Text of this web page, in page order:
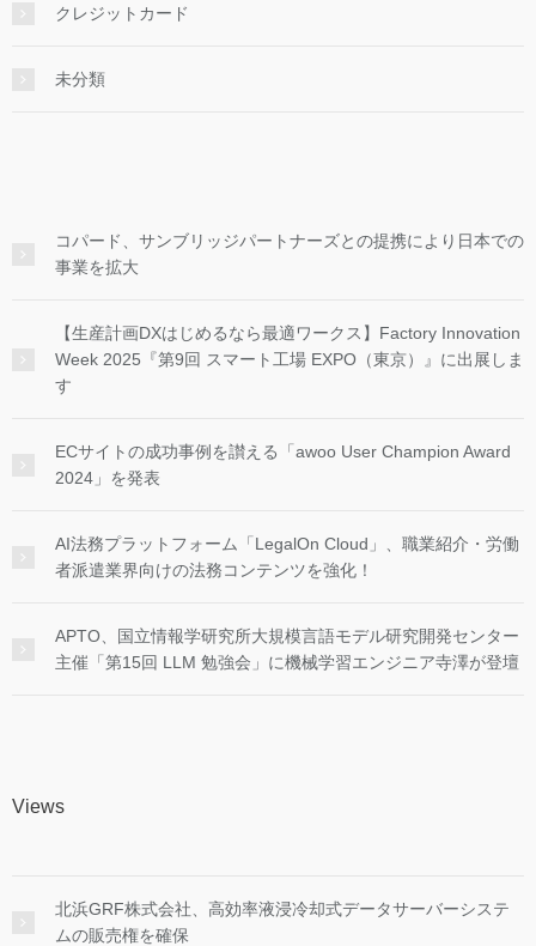
クレジットカード
未分類
コパード、サンブリッジパートナーズとの提携により日本での
事業を拡大
【生産計画DXはじめるなら最適ワークス】Factory Innovation
Week 2025『第9回 スマート工場 EXPO（東京）』に出展しま
す
ECサイトの成功事例を讃える「awoo User Champion Award
2024」を発表
AI法務プラットフォーム「LegalOn Cloud」、職業紹介・労働
者派遣業界向けの法務コンテンツを強化！
APTO、国立情報学研究所大規模言語モデル研究開発センター
主催「第15回 LLM 勉強会」に機械学習エンジニア寺澤が登壇
Views
北浜GRF株式会社、高効率液浸冷却式データサーバーシステ
ムの販売権を確保